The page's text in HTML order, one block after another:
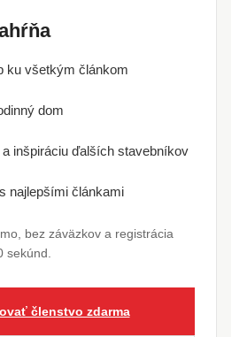
ku všetkým článkom
dom
inšpiráciu ďalších stavebníkov
najlepšími článkami
bez záväzkov a registrácia
sekúnd.
členstvo zdarma